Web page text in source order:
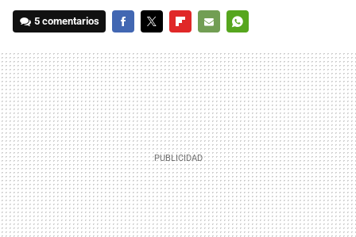
5 comentarios
MAIL